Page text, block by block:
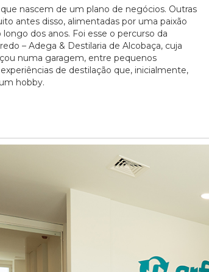
nascem de um plano de negócios. Outras
antes disso, alimentadas por uma paixão
longo dos anos. Foi esse o percurso da
– Adega & Destilaria de Alcobaça, cuja
numa garagem, entre pequenos
de destilação que, inicialmente,
hobby.